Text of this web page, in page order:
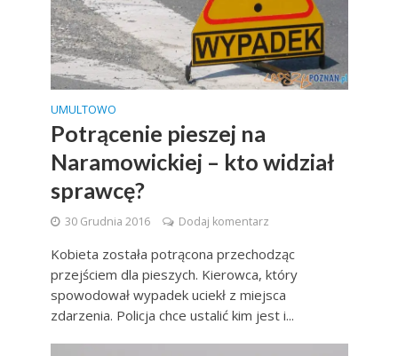
UMULTOWO
Potrącenie pieszej na
Naramowickiej – kto widział
sprawcę?
30 Grudnia 2016 Dodaj komentarz
Kobieta została potrącona przechodząc
przejściem dla pieszych. Kierowca, który
spowodował wypadek uciekł z miejsca
zdarzenia. Policja chce ustalić kim jest i...